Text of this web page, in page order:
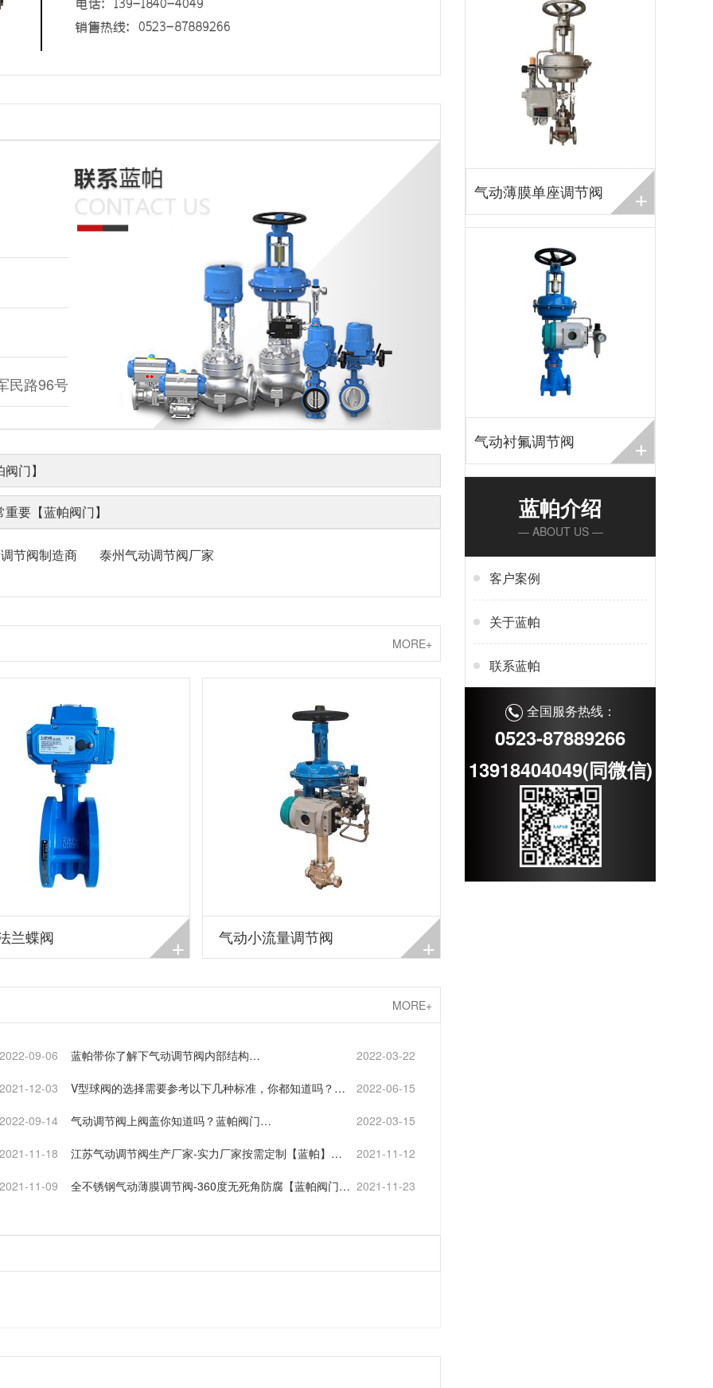
民路96号
门】
要【蓝帕阀门】
节阀制造商 泰州气动调节阀厂家
MORE+
兰蝶阀 + 气动小流量调节阀 +
MORE+
2022-09-06 蓝帕带你了解下气动调节阀内部结构… 2022-03-22
2021-12-03 V型球阀的选择需要参考以下几种标准，你都知道吗？… 2022-06-15
2022-09-14 气动调节阀上阀盖你知道吗？蓝帕阀门… 2022-03-15
2021-11-18 江苏气动调节阀生产厂家-实力厂家按需定制【蓝帕】… 2021-11-12
2021-11-09
全不锈钢气动薄膜调节阀-360度无死角防腐【蓝帕阀门】 2021-11-23
气动薄膜单座调节阀 +
气动衬氟调节阀 +
蓝帕介绍
— ABOUT US —
客户案例
关于蓝帕
联系蓝帕
全国服务热线：
0523-87889266
13918404049(同微信)